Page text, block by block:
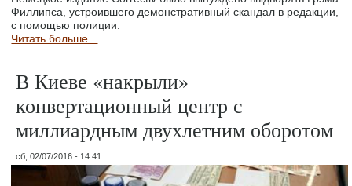
Филлипса, устроившего демонстративный скандал в редакции,
с помощью полиции.
Читать больше...
В Киеве «накрыли»
конвертационный центр с
миллиардным двухлетним оборотом
сб, 02/07/2016 - 14:41